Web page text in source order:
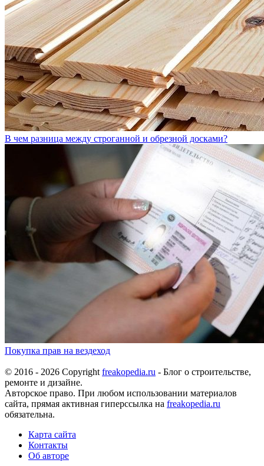
В чем разница между строганной и обрезной досками?
Покупка прав на вездеход
© 2016 - 2026 Copyright freakopedia.ru - Блог о строительстве,
ремонте и дизайне.
Авторское право. При любом использовании материалов
сайта, прямая активная гиперссылка на freakopedia.ru
обязательна.
Карта сайта
Контакты
Об авторе